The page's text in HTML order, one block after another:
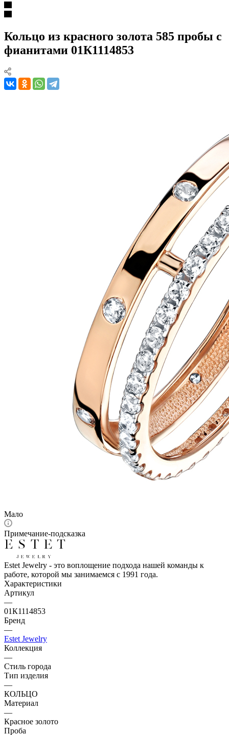
Кольцо из красного золота 585 пробы с
фианитами 01К1114853
Мало
Примечание-подсказка
Estet Jewelry - это воплощение подхода нашей команды к
работе, которой мы занимаемся с 1991 года.
Характеристики
Артикул
—
01К1114853
Бренд
—
Estet Jewelry
Коллекция
—
Стиль города
Тип изделия
—
КОЛЬЦО
Материал
—
Красное золото
Проба